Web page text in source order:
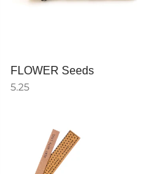
FLOWER Seeds
5.25